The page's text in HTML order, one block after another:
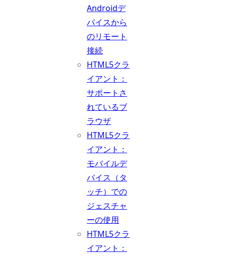
Androidデ
バイスから
のリモート
接続
HTML5クラ
イアント：
サポートさ
れているブ
ラウザ
HTML5クラ
イアント：
モバイルデ
バイス（タ
ッチ）での
ジェスチャ
ーの使用
HTML5クラ
イアント：